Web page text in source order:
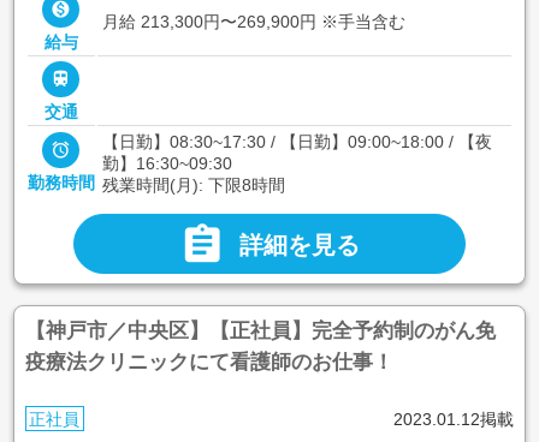

給与
月給 213,300円〜269,900円 ※手当含む

交通

勤務時間
【日勤】08:30~17:30 / 【日勤】09:00~18:00 / 【夜
勤】16:30~09:30
残業時間(月): 下限8時間
 詳細を見る
【神戸市／中央区】【正社員】完全予約制のがん免
疫療法クリニックにて看護師のお仕事！
正社員 2023.01.12掲載